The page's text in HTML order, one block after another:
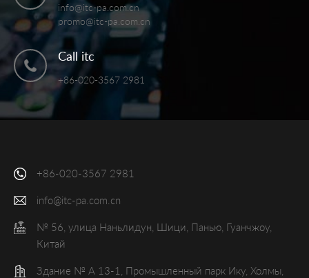
info@itc-pa.com.cn
promo@itc-pa.com.cn
Call itc
+86-020-3567 2981
+86-020-3567 2981
info@itc-pa.com.cn
№ 56, улица Наньлидун, Шици, Панью, Гуанчжоу,
Китай
Здание № А 13-1, Промышленный парк Ику, Холмы,